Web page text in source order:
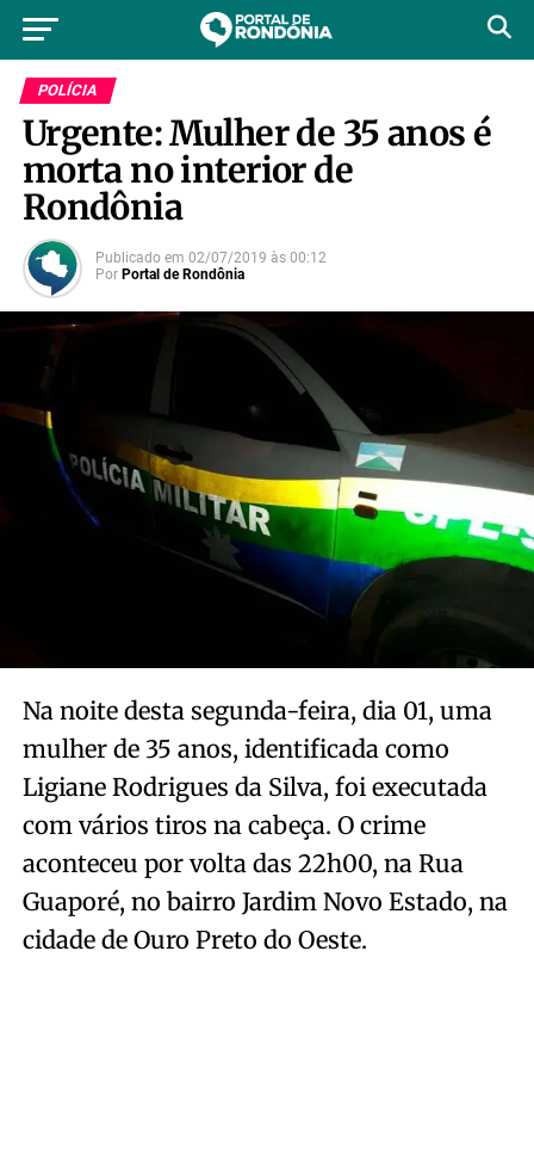
POLÍCIA
Urgente: Mulher de 35 anos é
morta no interior de
Rondônia
Publicado em 02/07/2019 às 00:12
Por Portal de Rondônia
Na noite desta segunda-feira, dia 01, uma
mulher de 35 anos, identificada como
Ligiane Rodrigues da Silva, foi executada
com vários tiros na cabeça. O crime
aconteceu por volta das 22h00, na Rua
Guaporé, no bairro Jardim Novo Estado, na
cidade de Ouro Preto do Oeste.